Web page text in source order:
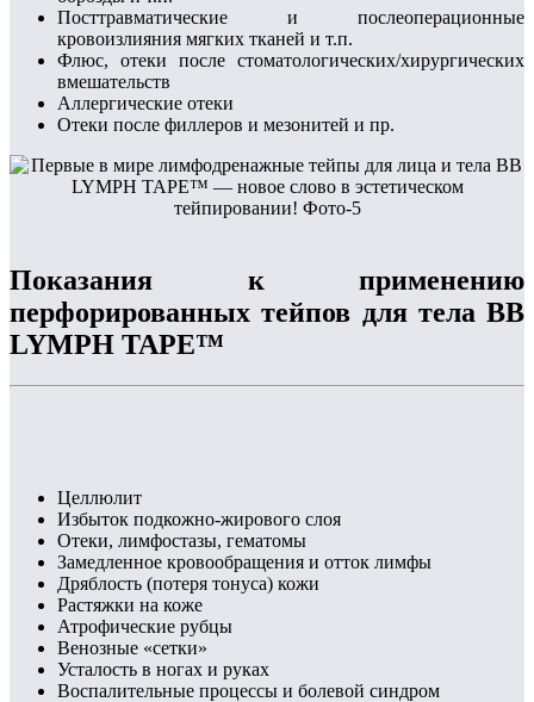
Посттравматические и послеоперационные
кровоизлияния мягких тканей и т.п.
Флюс, отеки после стоматологических/хирургических
вмешательств
Аллергические отеки
Отеки после филлеров и мезонитей и пр.
Показания к применению
перфорированных тейпов для тела BB
LYMPH TAPE™
Целлюлит
Избыток подкожно-жирового слоя
Отеки, лимфостазы, гематомы
Замедленное кровообращения и отток лимфы
Дряблость (потеря тонуса) кожи
Растяжки на коже
Атрофические рубцы
Венозные «сетки»
Усталость в ногах и руках
Воспалительные процессы и болевой синдром